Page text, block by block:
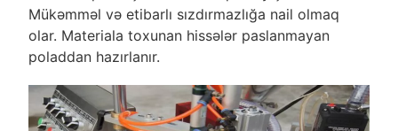
Mükəmməl və etibarlı sızdırmazlığa nail olmaq
olar. Materiala toxunan hissələr paslanmayan
poladdan hazırlanır.